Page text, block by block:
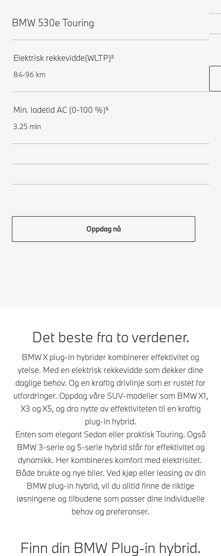
BMW 530e Touring
Elektrisk rekkevidde(WLTP)²
84-96 km
Min. ladetid AC (0-100 %)⁵
3.25 min
Oppdag nå
Det beste fra to verdener.
BMW X plug-in hybrider kombinerer effektivitet og
ytelse. Med en elektrisk rekkevidde som dekker dine
daglige behov. Og en kraftig drivlinje som er rustet for
utfordringer. Oppdag våre SUV-modeller som BMW X1,
X3 og X5, og dra nytte av effektiviteten til en kraftig
plug-in hybrid.
Enten som elegant Sedan eller praktisk Touring. Også
BMW 3-serie og 5-serie hybrid står for effektivitet og
dynamikk. Her kombineres komfort med elektrisitet.
Både brukte og nye biler. Ved kjøp eller leasing av din
BMW plug-in hybrid, vil du alltid finne de riktige
løsningene og tilbudene som passer dine individuelle
behov og preferanser.
Finn din BMW Plug-in hybrid.